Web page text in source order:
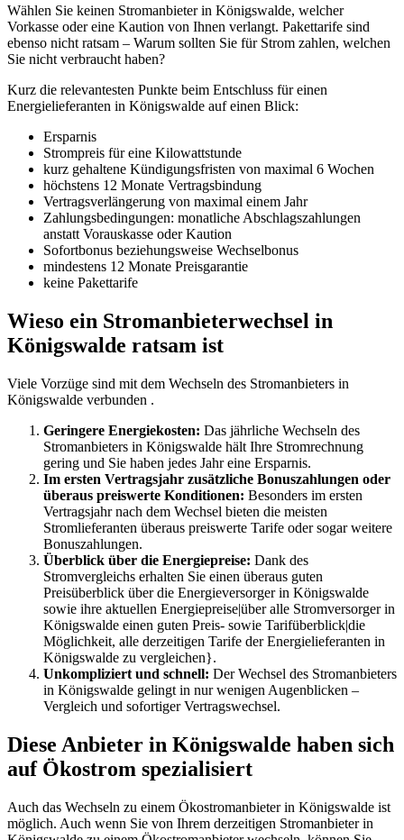
Wählen Sie keinen Stromanbieter in Königswalde, welcher
Vorkasse oder eine Kaution von Ihnen verlangt. Pakettarife sind
ebenso nicht ratsam – Warum sollten Sie für Strom zahlen, welchen
Sie nicht verbraucht haben?
Kurz die relevantesten Punkte beim Entschluss für einen
Energielieferanten in Königswalde auf einen Blick:
Ersparnis
Strompreis für eine Kilowattstunde
kurz gehaltene Kündigungsfristen von maximal 6 Wochen
höchstens 12 Monate Vertragsbindung
Vertragsverlängerung von maximal einem Jahr
Zahlungsbedingungen: monatliche Abschlagszahlungen
anstatt Vorauskasse oder Kaution
Sofortbonus beziehungsweise Wechselbonus
mindestens 12 Monate Preisgarantie
keine Pakettarife
Wieso ein Stromanbieterwechsel in
Königswalde ratsam ist
Viele Vorzüge sind mit dem Wechseln des Stromanbieters in
Königswalde verbunden .
Geringere Energiekosten: Das jährliche Wechseln des
Stromanbieters in Königswalde hält Ihre Stromrechnung
gering und Sie haben jedes Jahr eine Ersparnis.
Im ersten Vertragsjahr zusätzliche Bonuszahlungen oder
überaus preiswerte Konditionen: Besonders im ersten
Vertragsjahr nach dem Wechsel bieten die meisten
Stromlieferanten überaus preiswerte Tarife oder sogar weitere
Bonuszahlungen.
Überblick über die Energiepreise: Dank des
Stromvergleichs erhalten Sie einen überaus guten
Preisüberblick über die Energieversorger in Königswalde
sowie ihre aktuellen Energiepreise|über alle Stromversorger in
Königswalde einen guten Preis- sowie Tarifüberblick|die
Möglichkeit, alle derzeitigen Tarife der Energielieferanten in
Königswalde zu vergleichen}.
Unkompliziert und schnell: Der Wechsel des Stromanbieters
in Königswalde gelingt in nur wenigen Augenblicken –
Vergleich und sofortiger Vertragswechsel.
Diese Anbieter in Königswalde haben sich
auf Ökostrom spezialisiert
Auch das Wechseln zu einem Ökostromanbieter in Königswalde ist
möglich. Auch wenn Sie von Ihrem derzeitigen Stromanbieter in